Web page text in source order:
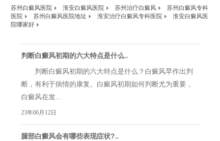
苏州白癜风医院 淮安白癜风医院 苏州治疗白癜风
苏州白癜风专科
医院
苏州白癜风医院地址 淮安治疗白癜风专科医院
淮安白癜风医
院哪家好
判断白癜风初期的六大特点是什么..
判断白癜风初期的六大特点是什么？白癜风早作出判
断，有利于病情的康复。白癜风初期如何判断尤为重要，
白癜风在发...
23年06月12日
腿部白癜风会有哪些表现症状?..